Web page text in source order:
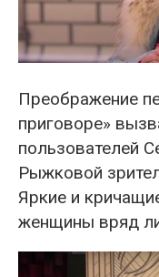
Преображение
приговоре»
пользователей
Рыжковой
Яркие и
женщины вряд